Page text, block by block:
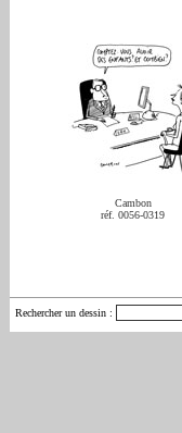
Cambon
réf. 0056-0319
Rechercher un dessin :